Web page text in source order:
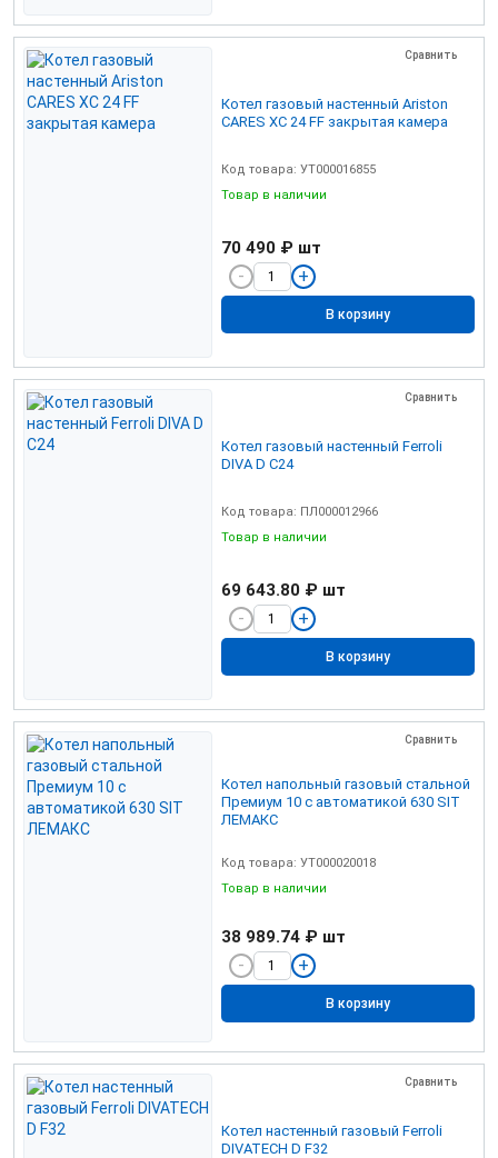
Сравнить
Котел газовый настенный Ariston
CARES XС 24 FF закрытая камера
Код товара: УТ000016855
Товар в наличии
70 490 ₽ шт
В корзину
Сравнить
Котел газовый настенный Ferroli
DIVA D C24
Код товара: ПЛ000012966
Товар в наличии
69 643.80 ₽ шт
В корзину
Сравнить
Котел напольный газовый стальной
Премиум 10 с автоматикой 630 SIT
ЛЕМАКС
Код товара: УТ000020018
Товар в наличии
38 989.74 ₽ шт
В корзину
Сравнить
Котел настенный газовый Ferroli
DIVATECH D F32